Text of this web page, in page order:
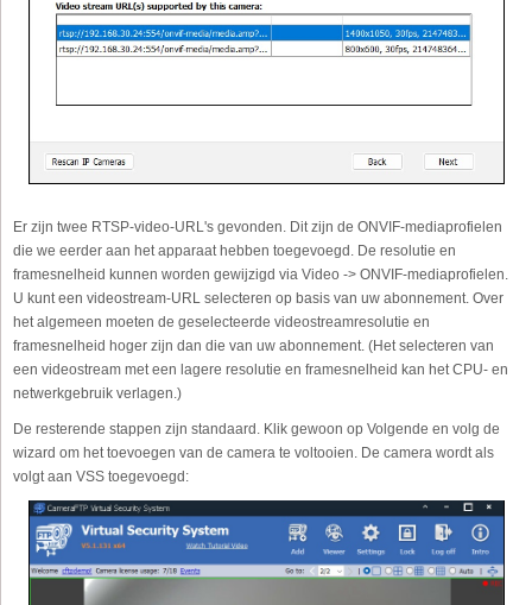
Er zijn twee RTSP-video-URL's gevonden. Dit zijn de ONVIF-mediaprofielen
die we eerder aan het apparaat hebben toegevoegd. De resolutie en
framesnelheid kunnen worden gewijzigd via Video -> ONVIF-mediaprofielen.
U kunt een videostream-URL selecteren op basis van uw abonnement. Over
het algemeen moeten de geselecteerde videostreamresolutie en
framesnelheid hoger zijn dan die van uw abonnement. (Het selecteren van
een videostream met een lagere resolutie en framesnelheid kan het CPU- en
netwerkgebruik verlagen.)
De resterende stappen zijn standaard. Klik gewoon op Volgende en volg de
wizard om het toevoegen van de camera te voltooien. De camera wordt als
volgt aan VSS toegevoegd: